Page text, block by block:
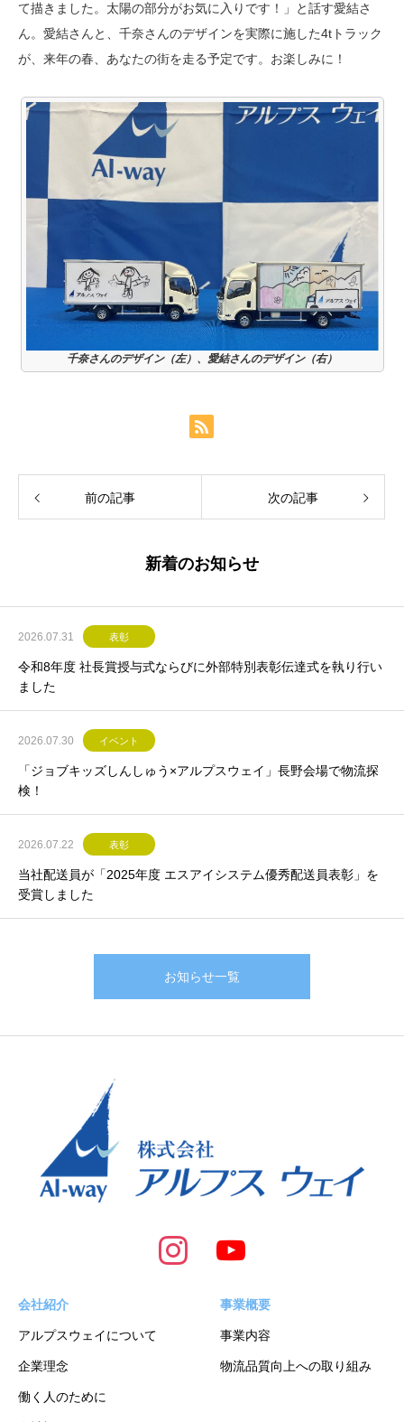
て描きました。太陽の部分がお気に入りです！」と話す愛結さ
ん。愛結さんと、千奈さんのデザインを実際に施した4tトラック
が、来年の春、あなたの街を走る予定です。お楽しみに！
千奈さんのデザイン（左）、愛結さんのデザイン（右）
前の記事 次の記事
新着のお知らせ
2026.07.31 表彰
令和8年度 社長賞授与式ならびに外部特別表彰伝達式を執り行い
ました
2026.07.30 イベント
「ジョブキッズしんしゅう×アルプスウェイ」長野会場で物流探
検！
2026.07.22 表彰
当社配送員が「2025年度 エスアイシステム優秀配送員表彰」を
受賞しました
お知らせ一覧
会社紹介
アルプスウェイについて
企業理念
働く人のために
事業概要
事業内容
物流品質向上への取り組み